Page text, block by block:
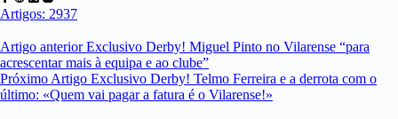
Artigos: 2937
Artigo anteriorExclusivo Derby! Miguel Pinto no Vilarense “para
acrescentar mais à equipa e ao clube”
Próximo Artigo Exclusivo Derby! Telmo Ferreira e a derrota com o
último: «Quem vai pagar a fatura é o Vilarense!»